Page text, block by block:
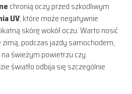
chronią oczy przed szkodliwym
UV, które może negatywnie
skórę wokół oczu. Warto nosić
podczas jazdy samochodem,
świeżym powietrzu czy
światło odbija się szczególnie